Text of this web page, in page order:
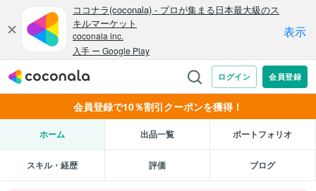
会員登録で10％割引クーポンを獲得！
ホーム 出品一覧 ポートフォリオ
スキル・経歴 評価 ブログ